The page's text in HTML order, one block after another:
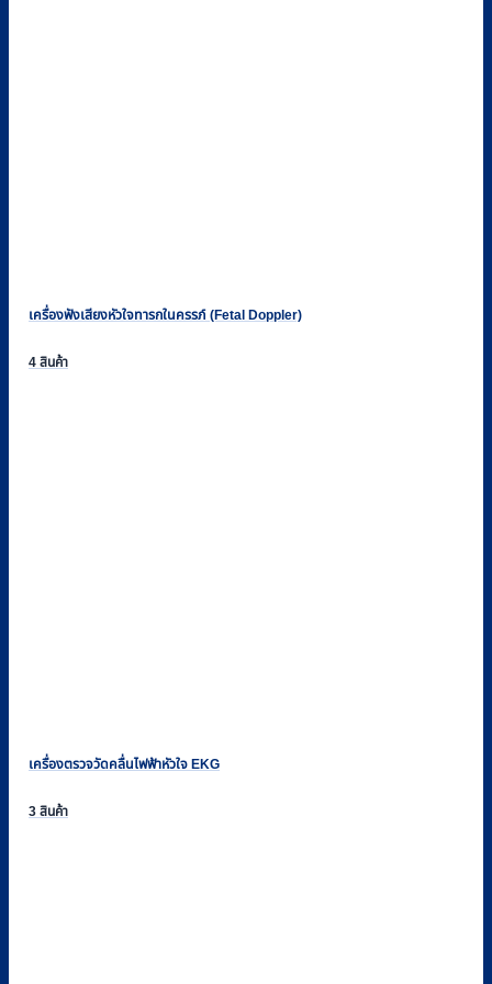
เครื่องฟังเสียงหัวใจทารกในครรภ์ (Fetal Doppler)
4 สินค้า
เครื่องตรวจวัดคลื่นไฟฟ้าหัวใจ EKG
3 สินค้า